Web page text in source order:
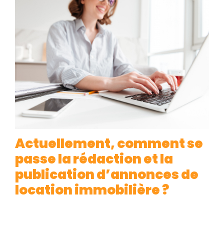
Actuellement, comment se
passe la rédaction et la
publication d’annonces de
location immobilière ?